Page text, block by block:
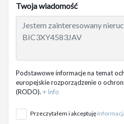
Twoja wiadomość
Podstawowe informacje na temat
europejskie rozporządzenie o
(RODO). + Info
Przeczytałem i akceptuję